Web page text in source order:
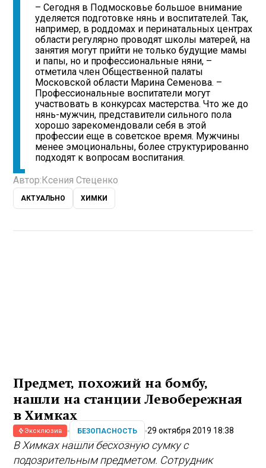
– Сегодня в Подмосковье большое внимание
уделяется подготовке нянь и воспитателей. Так,
например, в роддомах и перинатальных центрах
области регулярно проводят школы матерей, на
занятия могут прийти не только будущие мамы
и папы, но и профессиональные няни, –
отметила член Общественной палаты
Московской области Марина Семенова. –
Профессиональные воспитатели могут
участвовать в конкурсах мастерства. Что же до
нянь-мужчин, представители сильного пола
хорошо зарекомендовали себя в этой
профессии еще в советское время. Мужчины
менее эмоциональны, более структурированно
подходят к вопросам воспитания.
Автор:Ксения Стеценко
АКТУАЛЬНО ХИМКИ
Предмет, похожий на бомбу,
нашли на станции Левобережная
в Химках
Эксклюзив БЕЗОПАСНОСТЬ 29 октября 2019 18:38
В Химках нашли бесхозную сумку с
подозрительным предметом. Сотрудник